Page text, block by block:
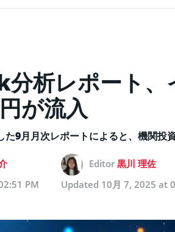
析レポート
が流入
9月月次レポートによると、機関投
Editor 黒川 理佐
PM
Updated 10月 7, 2025 at